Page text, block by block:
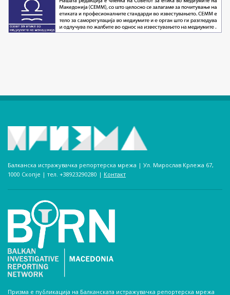
Балканска истражувачка репортерска мрежа | Ул. Мирослав Крлежа 67,
1000 Скопје | тел. +38923290280­ | Контакт
Призма е публикација на Балканската истражувачка репортерска мрежа